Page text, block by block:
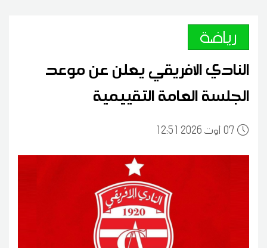
رياضة
النادي الافريقي يعلن عن موعد
الجلسة العامة التقييمية
0712:51 2026 أوت